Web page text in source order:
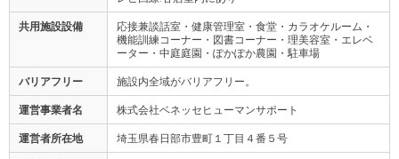
共用施設設備
応接兼談話室・健康管理室・食堂・カラオケルーム・
機能訓練コーナー・図書コーナー・理美容室・エレベ
ーター・中庭庭園・ぽかぽか農園・駐車場
バリアフリー 施設内全域がバリアフリー。
運営事業者名 株式会社ベネッセヒューマンサポート
運営者所在地 埼玉県春日部市豊町１丁目４番５号